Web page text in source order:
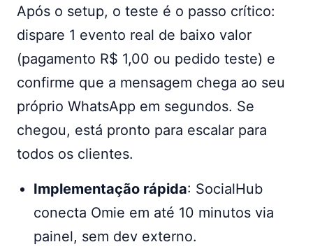
Após o setup, o teste é o passo crítico:
dispare 1 evento real de baixo valor
(pagamento R$ 1,00 ou pedido teste) e
confirme que a mensagem chega ao seu
próprio WhatsApp em segundos. Se
chegou, está pronto para escalar para
todos os clientes.
Implementação rápida: SocialHub
conecta Omie em até 10 minutos via
painel, sem dev externo.